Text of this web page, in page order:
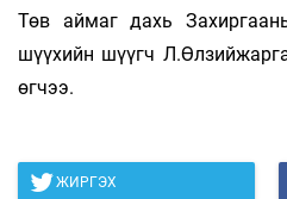
Төв аймаг дахь
шүүхийн шүүгч
өгчээ.
ЖИРГЭХ